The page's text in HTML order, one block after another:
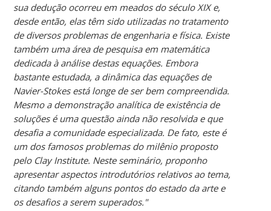
sua dedução ocorreu em meados do século XIX e,
desde então, elas têm sido utilizadas no tratamento
de diversos problemas de engenharia e física. Existe
também uma área de pesquisa em matemática
dedicada à análise destas equações. Embora
bastante estudada, a dinâmica das equações de
Navier-Stokes está longe de ser bem compreendida.
Mesmo a demonstração analítica de existência de
soluções é uma questão ainda não resolvida e que
desafia a comunidade especializada. De fato, este é
um dos famosos problemas do milênio proposto
pelo Clay Institute. Neste seminário, proponho
apresentar aspectos introdutórios relativos ao tema,
citando também alguns pontos do estado da arte e
os desafios a serem superados. "